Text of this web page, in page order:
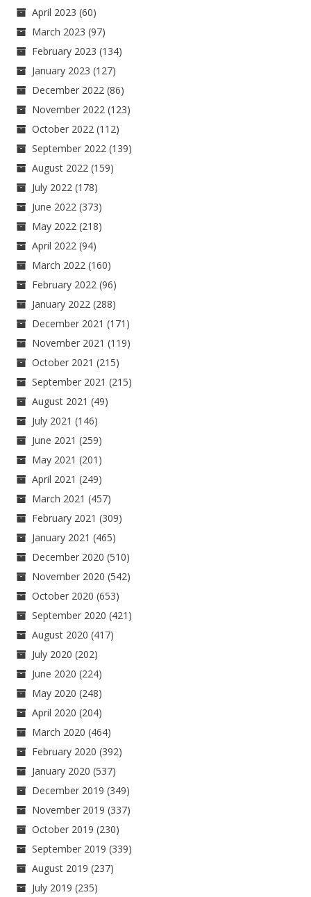
April 2023 (60)
March 2023 (97)
February 2023 (134)
January 2023 (127)
December 2022 (86)
November 2022 (123)
October 2022 (112)
September 2022 (139)
August 2022 (159)
July 2022 (178)
June 2022 (373)
May 2022 (218)
April 2022 (94)
March 2022 (160)
February 2022 (96)
January 2022 (288)
December 2021 (171)
November 2021 (119)
October 2021 (215)
September 2021 (215)
August 2021 (49)
July 2021 (146)
June 2021 (259)
May 2021 (201)
April 2021 (249)
March 2021 (457)
February 2021 (309)
January 2021 (465)
December 2020 (510)
November 2020 (542)
October 2020 (653)
September 2020 (421)
August 2020 (417)
July 2020 (202)
June 2020 (224)
May 2020 (248)
April 2020 (204)
March 2020 (464)
February 2020 (392)
January 2020 (537)
December 2019 (349)
November 2019 (337)
October 2019 (230)
September 2019 (339)
August 2019 (237)
July 2019 (235)